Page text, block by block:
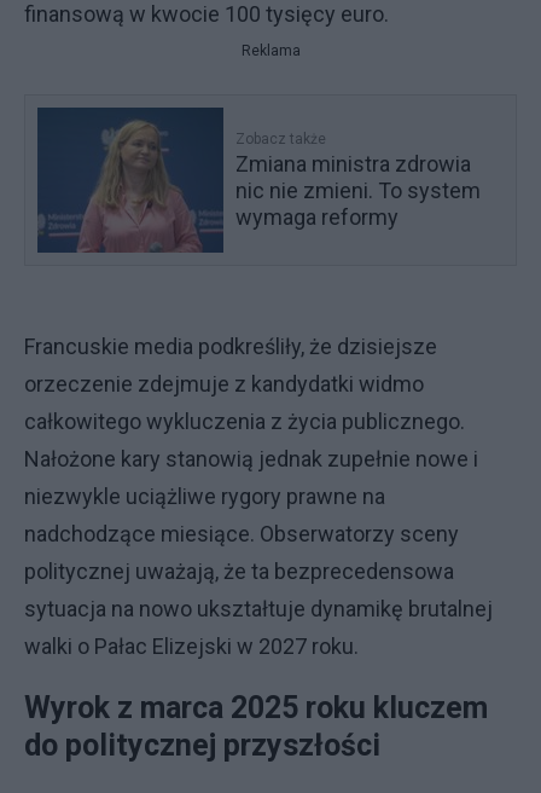
finansową w kwocie 100 tysięcy euro.
Reklama
Zobacz także
Zmiana ministra zdrowia
nic nie zmieni. To system
wymaga reformy
Francuskie media podkreśliły, że dzisiejsze
orzeczenie zdejmuje z kandydatki widmo
całkowitego wykluczenia z życia publicznego.
Nałożone kary stanowią jednak zupełnie nowe i
niezwykle uciążliwe rygory prawne na
nadchodzące miesiące. Obserwatorzy sceny
politycznej uważają, że ta bezprecedensowa
sytuacja na nowo ukształtuje dynamikę brutalnej
walki o Pałac Elizejski w 2027 roku.
Wyrok z marca 2025 roku kluczem
do politycznej przyszłości